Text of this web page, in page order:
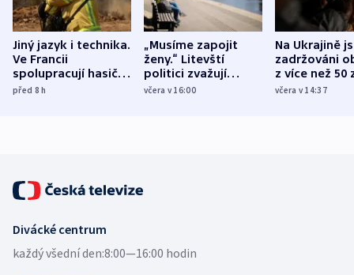
Jiný jazyk i technika.
Ve Francii
spolupracují hasiči z
různých zemí
před 8h
„Musíme zapojit
ženy.“ Litevští
politici zvažují
dohodu o
včera v 16:00
Na Ukrajině
zadržováni
z více než 50
Bojovali na
včera v 14:37
Divácké centrum
každý všední den:8:00—16:00 hodin